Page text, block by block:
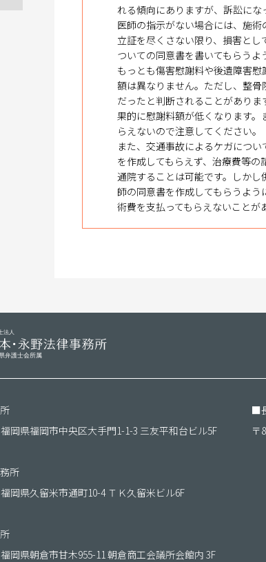
れる傾向にありますが、訴訟にな
医師の指示がない場合には、施
立証を尽くさない限り、損害と
ついての同意書を書いてもらうよ
もっとも傷害慰謝料や後遺障害
額は異なりません。ただし、整
だったと判断されることがあり
果的に慰謝料額が低くなります
らえないので注意してください。
また、交通事故によるケガにつ
を作成してもらえず、治療費等
通院することは可能です。しか
師の同意書を作成してもらうよ
術費を支払ってもらえないことが
福岡県福岡市中央区大手門1-1-3 三友平和台ビル5F
所
福岡県久留米市通町10-4 ＴＫ久留米ビル6F
福岡県朝倉市甘木955-11 朝倉商工会議所会館内 3F
■
〒